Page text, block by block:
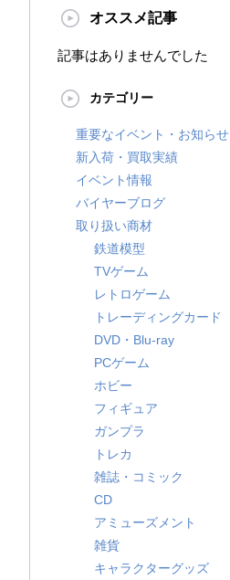
オススメ記事
記事はありませんでした
カテゴリー
重要なイベント・お知らせ
新入荷・買取実績
イベント情報
バイヤーブログ
取り扱い商材
鉄道模型
TVゲーム
レトロゲーム
トレーディングカード
DVD・Blu-ray
PCゲーム
ホビー
フィギュア
ガンプラ
トレカ
雑誌・コミック
CD
アミューズメント
雑貨
キャラクターグッズ